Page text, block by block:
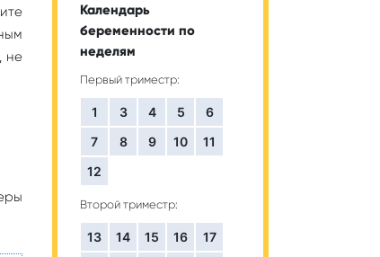
не
Календарь
беременности по
неделям
Первый триместр:
1 3 4 5
6
7
8 9 10
11
12
Второй триместр:
13 14 15 16
17